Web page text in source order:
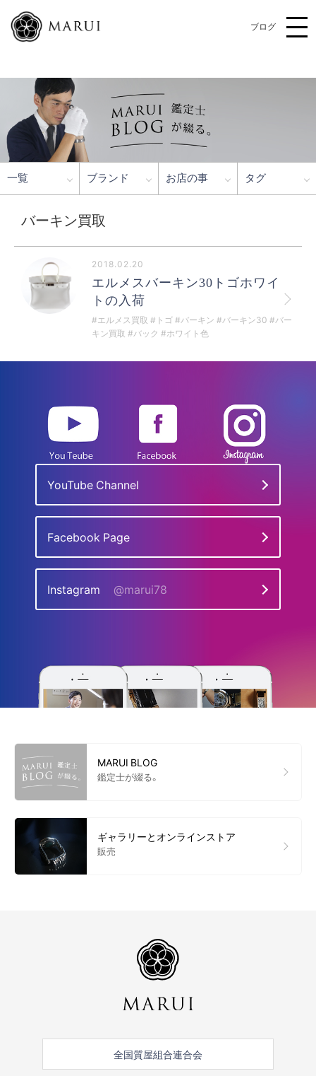
ブログ
一覧 ブランド お店の事 タグ
バーキン買取
2018.02.20
エルメスバーキン30トゴホワイ
トの入荷
#エルメス買取 #トゴ #バーキン #バーキン30 #バー
キン買取 #バック #ホワイト色
YouTube Channel
Facebook Page
Instagram @marui78
MARUI BLOG
鑑定士が綴る。
ギャラリーとオンラインストア
販売
全国質屋組合連合会